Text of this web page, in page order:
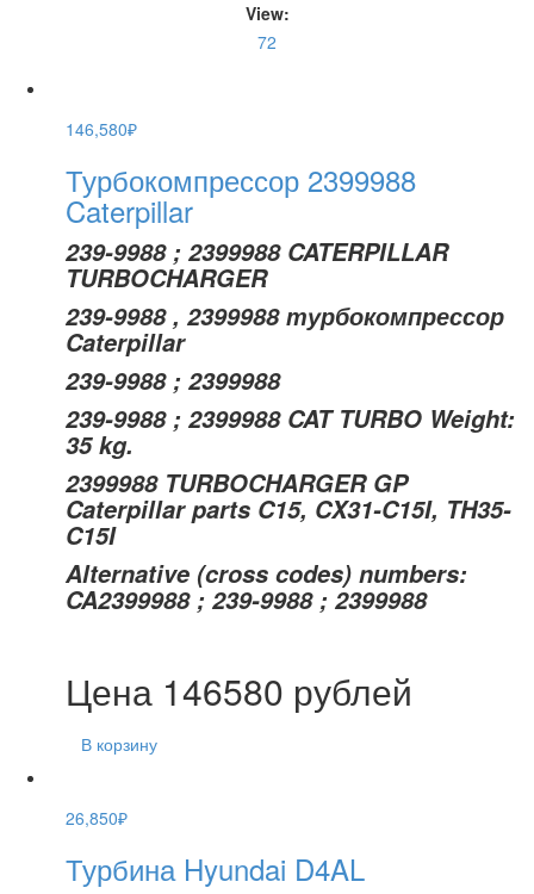
View:
72
146,580₽
Турбокомпрессор 2399988
Caterpillar
239-9988 ; 2399988 CATERPILLAR
TURBOCHARGER
239-9988 , 2399988 турбокомпрессор
Caterpillar
239-9988 ; 2399988
239-9988 ; 2399988 CAT TURBO Weight:
35 kg.
2399988 TURBOCHARGER GP
Caterpillar parts C15, CX31-C15I, TH35-
C15I
Alternative (cross codes) numbers:
CA2399988 ; 239-9988 ; 2399988
Цена 146580 рублей
В корзину
26,850₽
Турбина Hyundai D4AL